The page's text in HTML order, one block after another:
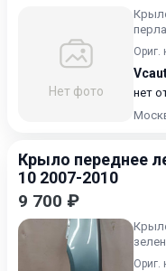
Нет фото
Ориг.
нет
Крыло переднее
10 2007-2010
9 700 ₽
Ориг.